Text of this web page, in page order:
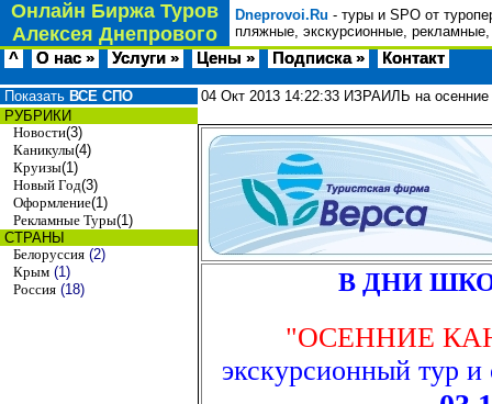
Онлайн Биржа Туров
Алексея Днепрового
Dneprovoi.Ru - туры и SPO от
пляжные, экскурсионные,
^ О нас » Услуги » Цены » Подписка » Контакт
Показать ВСЕ СПО
РУБРИКИ
Новости(3)
Каникулы(4)
Круизы(1)
Новый Год(3)
Оформление(1)
Рекламные Туры(1)
СТРАНЫ
Белоруссия (2)
Крым (1)
Россия (18)
04 Окт 2013 14:22:33 ИЗРАИЛЬ на
В ДНИ
"ОСЕННИЕ
экскурсионный тур